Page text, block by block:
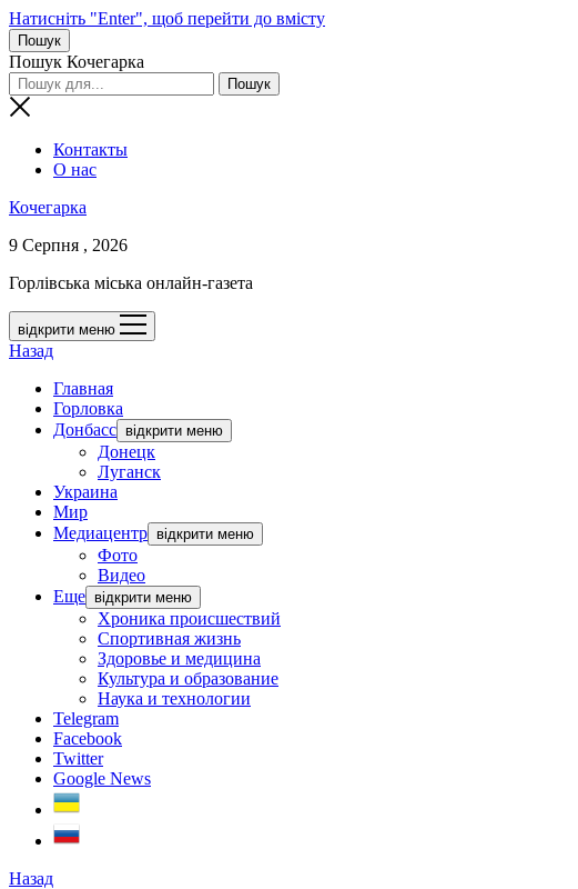
Натисніть "Enter", щоб перейти до вмісту
Пошук
Пошук Кочегарка
Контакты
О нас
Кочегарка
9 Серпня , 2026
Горлівська міська онлайн-газета
відкрити меню
Назад
Главная
Горловка
Донбасс відкрити меню
Донецк
Луганск
Украина
Мир
Медиацентр відкрити меню
Фото
Видео
Еще відкрити меню
Хроника происшествий
Спортивная жизнь
Здоровье и медицина
Культура и образование
Наука и технологии
Telegram
Facebook
Twitter
Google News
Назад